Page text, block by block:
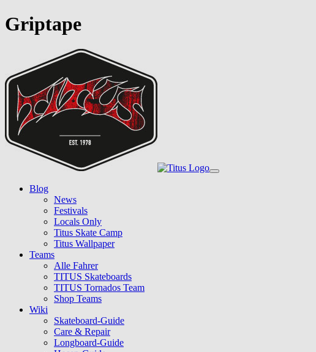
Griptape
main
content
Toggle
Blog
News
Festivals
Locals Only
Titus Skate Camp
Titus Wallpaper
Teams
Alle Fahrer
TITUS Skateboards
TITUS Tornados Team
Shop Teams
Wiki
Skateboard-Guide
Care & Repair
Longboard-Guide